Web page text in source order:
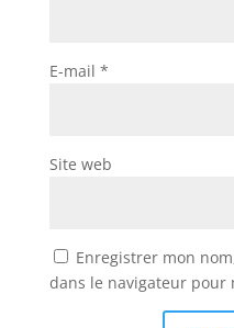
E-mail *
Site web
Enregistrer mon
dans le navigateur pour